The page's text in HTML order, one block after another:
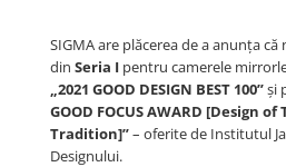
SIGMA are plăcerea de a anunța
din Seria I pentru camerele
„2021 GOOD DESIGN BEST 100”și
GOOD FOCUS AWARD [Design
Tradition]”– oferite de Institutul
Designului.